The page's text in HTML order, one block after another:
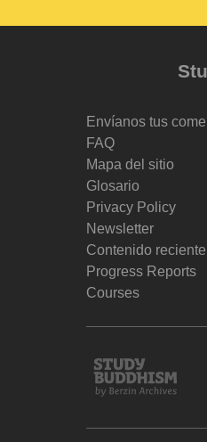
Envíanos tus
FAQ
Mapa del sitio
Glosario
Privacy Policy
Newsletter
Contenido reciente
Progress Reports
Courses
Study
Buddhism